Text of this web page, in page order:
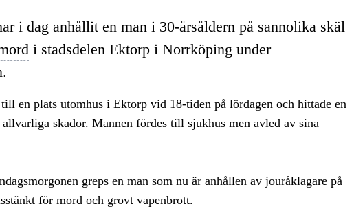
i dag anhållit en man i 30-årsåldern på sannolika skäl
i stadsdelen Ektorp i Norrköping under
en plats utomhus i Ektorp vid 18-tiden på lördagen och hittade en
skador. Mannen fördes till sjukhus men avled av sina
greps en man som nu är anhållen av jouråklagare på
för mord och grovt vapenbrott.